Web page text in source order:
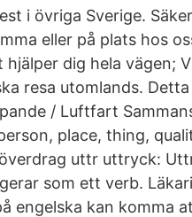
i övriga Sverige.
eller på plats hos
dig hela vägen;
resa utomlands.
/ Luftfart
place, thing,
uttr uttryck:
som ett verb.
engelska kan komma